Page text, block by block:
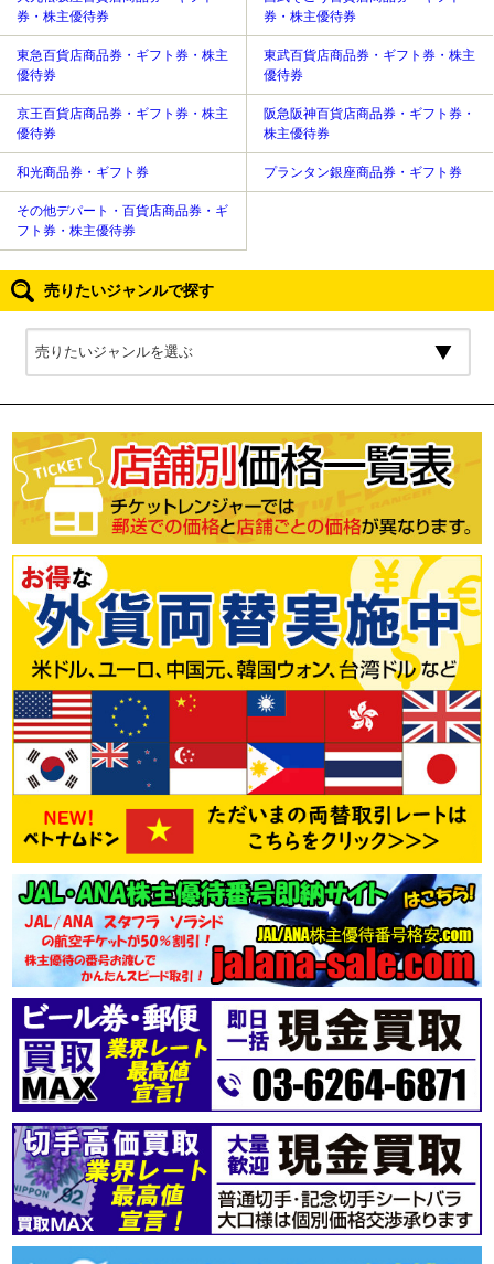
券・株主優待券
券・株主優待券
東急百貨店商品券・ギフト券・株主
優待券
東武百貨店商品券・ギフト券・株主
優待券
京王百貨店商品券・ギフト券・株主
優待券
阪急阪神百貨店商品券・ギフト券・
株主優待券
和光商品券・ギフト券 プランタン銀座商品券・ギフト券
その他デパート・百貨店商品券・ギ
フト券・株主優待券
売りたいジャンルで探す